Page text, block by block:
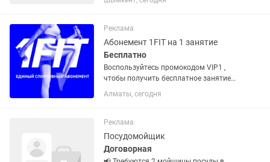
Запишись ПО АКЦИИ сегодня!(kaspi
Ежедневная работа на...
Реклама
Абонемент 1FIT на 1 занятие
Бесплатно
Воспользуйтесь промокодом VIP1 ,
чтобы получить бесплатное занятие
сегодня! Бассейны, йога, стретчинг,
пилатес, бокс, танцы и очень много
Шымкенте, Актау, Актобе,...
Алматы, сегодня
Реклама
Посудомойщик
Договорная